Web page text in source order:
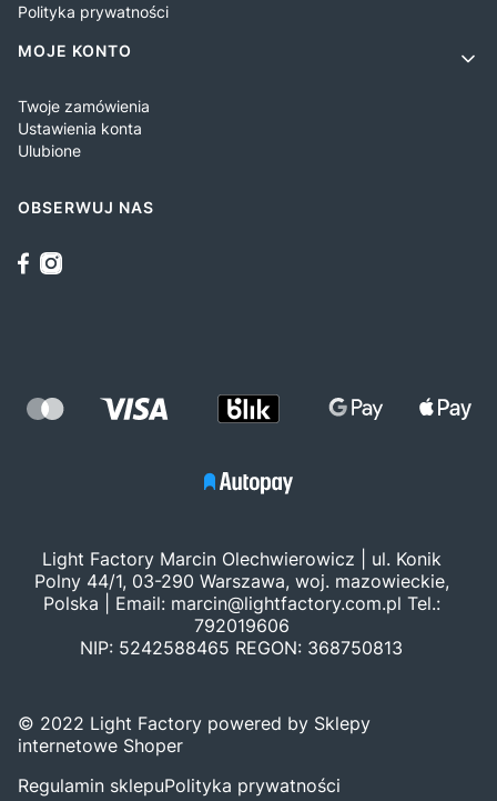
Polityka prywatności
MOJE KONTO
Twoje zamówienia
Ustawienia konta
Ulubione
OBSERWUJ NAS
Light Factory Marcin Olechwierowicz | ul. Konik
Polny 44/1, 03-290 Warszawa, woj. mazowieckie,
Polska | Email: marcin@lightfactory.com.pl Tel.:
792019606
NIP: 5242588465 REGON: 368750813
© 2022 Light Factory powered by Sklepy
internetowe Shoper
Regulamin sklepuPolityka prywatności